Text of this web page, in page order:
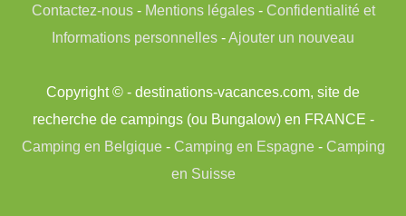
Contactez-nous- Mentions légales- Confidentialité et
Informations personnelles -Ajouter un nouveau
Copyright © - destinations-vacances.com, site de
recherche de campings (ou Bungalow) en FRANCE -
Camping en Belgique- Camping en Espagne- Camping
en Suisse